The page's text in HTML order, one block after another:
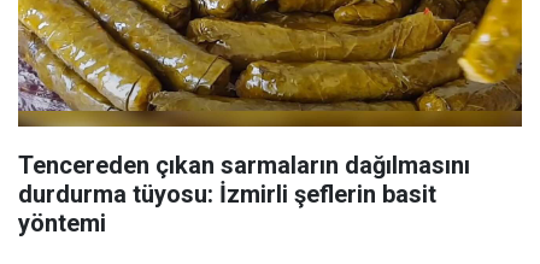
Tencereden çıkan sarmaların dağılmasını
durdurma tüyosu: İzmirli şeflerin basit
yöntemi